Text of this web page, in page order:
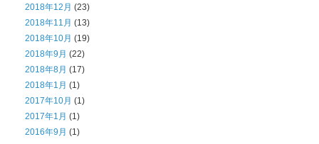
2018年12月 (23)
2018年11月 (13)
2018年10月 (19)
2018年9月 (22)
2018年8月 (17)
2018年1月 (1)
2017年10月 (1)
2017年1月 (1)
2016年9月 (1)